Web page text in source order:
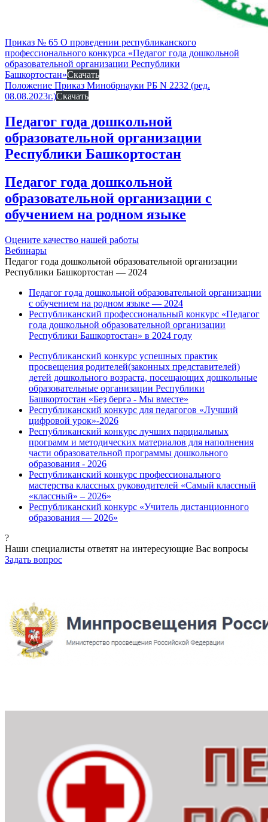
Приказ № 65 О проведении республиканского
профессионального конкурса «Педагог года дошкольной
образовательной организации Республики
Башкортостан»Скачать
Положение Приказ Минобрнауки РБ N 2232 (ред.
08.08.2023г.)Скачать
Педагог года дошкольной
образовательной организации
Республики Башкортостан
Педагог года дошкольной
образовательной организации с
обучением на родном языке
Оцените качество нашей работы
Вебинары
Педагог года дошкольной образовательной организации
Республики Башкортостан — 2024
Педагог года дошкольной образовательной организации
с обучением на родном языке — 2024
Республиканский профессиональный конкурс «Педагог
года дошкольной образовательной организации
Республики Башкортостан» в 2024 году
Республиканский конкурс успешных практик
просвещения родителей(законных представителей)
детей дошкольного возраста, посещающих дошкольные
образовательные организации Республики
Башкортостан «Беҙ бергә - Мы вместе»
Республиканский конкурс для педагогов «Лучший
цифровой урок»-2026
Республиканский конкурс лучших парциальных
программ и методических материалов для наполнения
части образовательной программы дошкольного
образования - 2026
Республиканский конкурс профессионального
мастерства классных руководителей «Самый классный
«классный» – 2026»
Республиканский конкурс «Учитель дистанционного
образования — 2026»
?
Наши специалисты ответят на интересующие Вас вопросы
Задать вопрос